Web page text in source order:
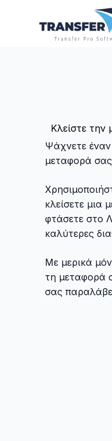
Κλείστε
Ψάχνετε έναν
μεταφορά
κλείσετε μια
φτάσετε στο
καλύτερες
Με μερικά
τη μεταφορά
σας